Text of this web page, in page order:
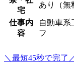
宅
あり（無
仕事内
容
自動車系
フ
＼最短45秒で完了